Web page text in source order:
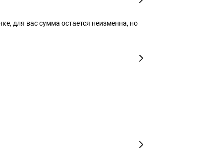
для вас сумма остается неизменна, но